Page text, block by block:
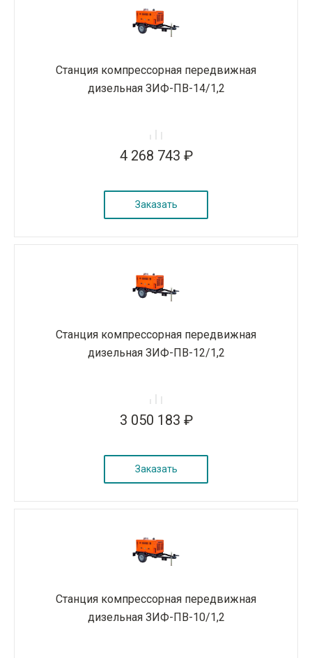
Станция компрессорная передвижная
дизельная ЗИФ-ПВ-14/1,2
4 268 743 ₽
Заказать
Станция компрессорная передвижная
дизельная ЗИФ-ПВ-12/1,2
3 050 183 ₽
Заказать
Станция компрессорная передвижная
дизельная ЗИФ-ПВ-10/1,2